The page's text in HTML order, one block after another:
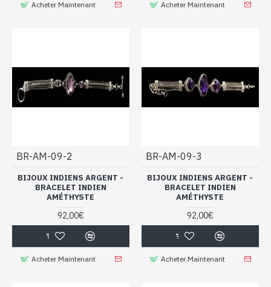
Acheter Maintenant Acheter Maintenant
BR-AM-09-2
BIJOUX INDIENS ARGENT -
BRACELET INDIEN
AMÉTHYSTE
92,00€
Acheter Maintenant
BR-AM-09-3
BIJOUX INDIENS ARGENT -
BRACELET INDIEN
AMÉTHYSTE
92,00€
Acheter Maintenant